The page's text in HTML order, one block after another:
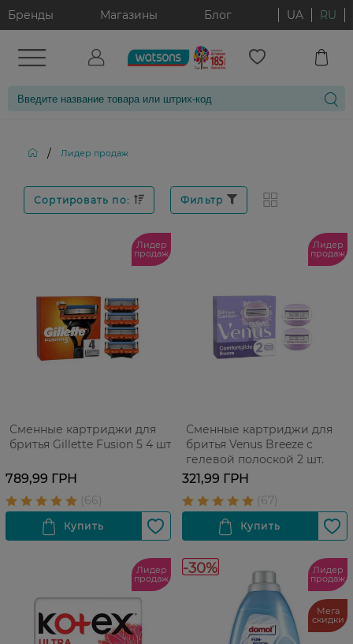
Бренды Магазины Блог UA RU
/ Лидер продаж
Сортировать по: Фильтр
Лидер
продаж
Сменные картриджи для
бритья Gillette Fusion 5 4 шт
789,99 ГРН
Лидер
продаж
Сменные картриджи для
бритья Venus Breeze с
гелевой полоской 2 шт.
321,99 ГРН
Лидер
продаж
-30% Лидер
продаж
Мега
скидки